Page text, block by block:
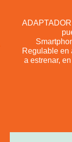
Regulable en
a estrenar,